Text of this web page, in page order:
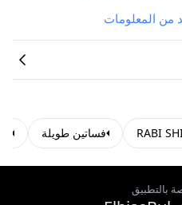
من المعلومات
فساتين طويلة
بالتطبيق